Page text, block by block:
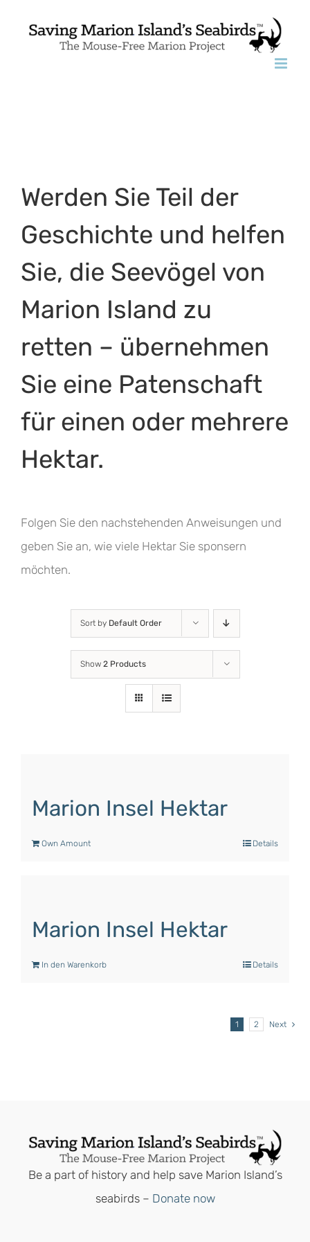
Werden Sie Teil der
Geschichte und helfen
Sie, die Seevögel von
Marion Island zu
retten – übernehmen
Sie eine Patenschaft
für einen oder mehrere
Hektar.
Folgen Sie den nachstehenden Anweisungen und
geben Sie an, wie viele Hektar Sie sponsern
möchten.
Sort by Default Order
Show 2 Products
Marion Insel Hektar
Own Amount Details
Marion Insel Hektar
In den Warenkorb Details
1 2 Next
Be a part of history and help save Marion Island’s
seabirds – Donate now